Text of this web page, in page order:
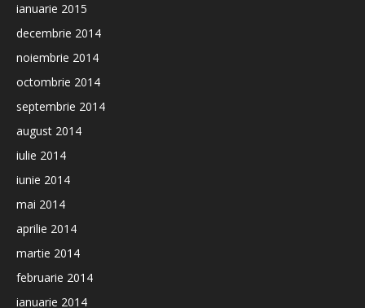
ianuarie 2015
decembrie 2014
noiembrie 2014
octombrie 2014
septembrie 2014
august 2014
iulie 2014
iunie 2014
mai 2014
aprilie 2014
martie 2014
februarie 2014
ianuarie 2014